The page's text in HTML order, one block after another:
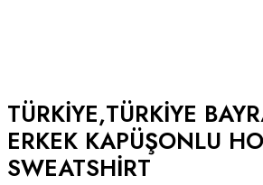
TÜRKIYE,TÜRKIYE
ERKEK KAPÜŞONLU
SWEATSHIRT